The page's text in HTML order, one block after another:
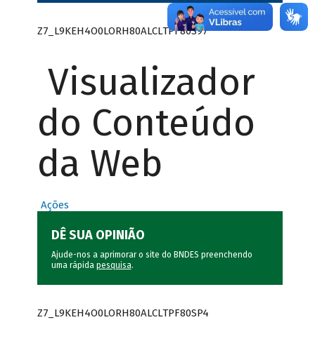
Z7_L9KEH4O0LORH80ALCLTPF80S97
Visualizador
do Conteúdo
da Web
Ações
DÊ SUA OPINIÃO
Ajude-nos a aprimorar o site do BNDES preenchendo
uma rápida pesquisa.
Z7_L9KEH4O0LORH80ALCLTPF80SP4